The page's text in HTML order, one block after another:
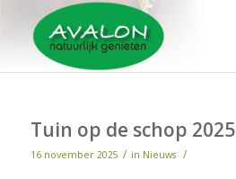
Tuin op de schop 2025
16 november 2025 / in Nieuws /